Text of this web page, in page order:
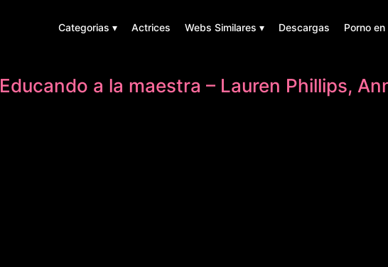
Categorias ▾ Actrices Webs Similares ▾ Descargas Porno
Educando a la maestra – Lauren Phillips,